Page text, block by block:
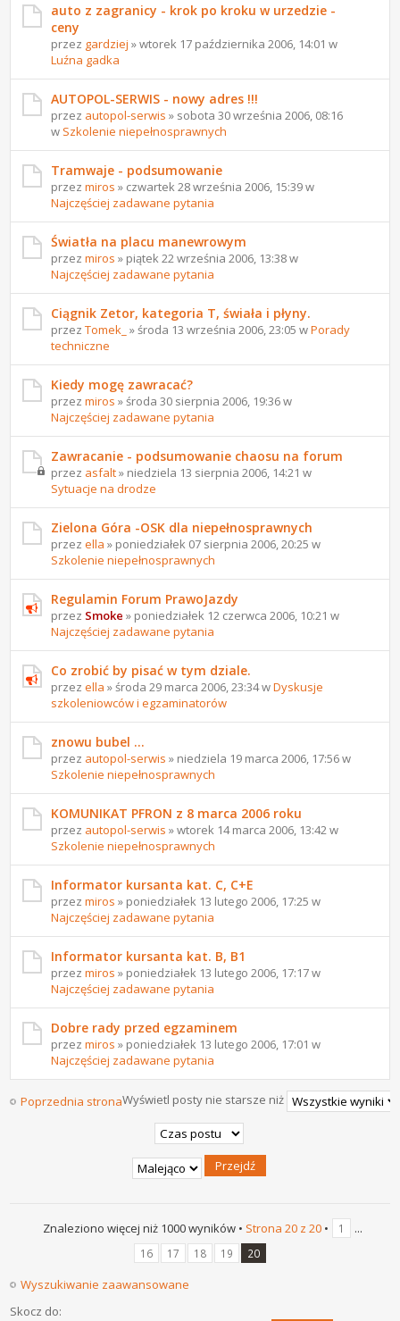
auto z zagranicy - krok po kroku w urzedzie -
ceny
przez gardziej » wtorek 17 października 2006, 14:01 w
Luźna gadka
AUTOPOL-SERWIS - nowy adres !!!
przez autopol-serwis » sobota 30 września 2006, 08:16
w Szkolenie niepełnosprawnych
Tramwaje - podsumowanie
przezmiros » czwartek 28 września 2006, 15:39 w
Najczęściej zadawane pytania
Światła na placu manewrowym
przezmiros » piątek 22 września 2006, 13:38 w
Najczęściej zadawane pytania
Ciągnik Zetor, kategoria T, świała i płyny.
przezTomek_ » środa 13 września 2006, 23:05 wPorady
techniczne
Kiedy mogę zawracać?
przezmiros » środa 30 sierpnia 2006, 19:36 w
Najczęściej zadawane pytania
Zawracanie - podsumowanie chaosu na forum
przez asfalt» niedziela 13 sierpnia 2006, 14:21 w
Sytuacje na drodze
Zielona Góra -OSK dla niepełnosprawnych
przezella » poniedziałek 07 sierpnia 2006, 20:25 w
Szkolenie niepełnosprawnych
Regulamin Forum PrawoJazdy
przez Smoke » poniedziałek 12 czerwca 2006, 10:21 w
Najczęściej zadawane pytania
Co zrobić by pisać w tym dziale.
przezella » środa 29 marca 2006, 23:34 wDyskusje
szkoleniowców i egzaminatorów
znowu bubel ...
przez autopol-serwis » niedziela 19 marca 2006, 17:56 w
Szkolenie niepełnosprawnych
KOMUNIKAT PFRON z 8 marca 2006 roku
przez autopol-serwis » wtorek 14 marca 2006, 13:42 w
Szkolenie niepełnosprawnych
Informator kursanta kat. C, C+E
przezmiros » poniedziałek 13 lutego 2006, 17:25 w
Najczęściej zadawane pytania
Informator kursanta kat. B, B1
przezmiros » poniedziałek 13 lutego 2006, 17:17 w
Najczęściej zadawane pytania
Dobre rady przed egzaminem
przezmiros » poniedziałek 13 lutego 2006, 17:01 w
Najczęściej zadawane pytania
Poprzednia stronaWyświetl posty nie starsze niż
Znaleziono więcej niż 1000 wyników • Strona 20z 20• 1 ...
16 17 18 19 20
Wyszukiwanie zaawansowane
Skocz do: